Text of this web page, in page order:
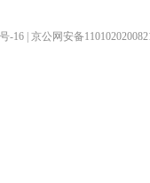
-16 | 京公网安备